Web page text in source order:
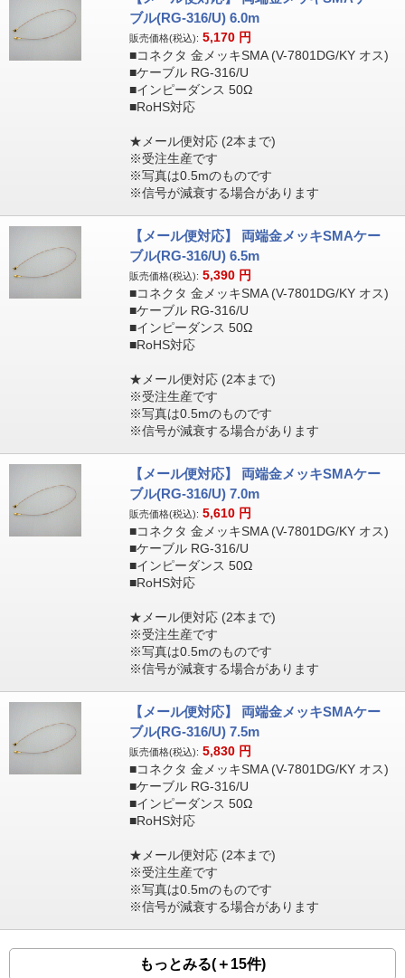
ブル(RG-316/U) 6.0m
販売価格(税込): 5,170 円
■コネクタ 金メッキSMA (V-7801DG/KY オス)
■ケーブル RG-316/U
■インピーダンス 50Ω
■RoHS対応
★メール便対応 (2本まで)
※受注生産です
※写真は0.5mのものです
※信号が減衰する場合があります
【メール便対応】 両端金メッキSMAケー
ブル(RG-316/U) 6.5m
販売価格(税込): 5,390 円
■コネクタ 金メッキSMA (V-7801DG/KY オス)
■ケーブル RG-316/U
■インピーダンス 50Ω
■RoHS対応
★メール便対応 (2本まで)
※受注生産です
※写真は0.5mのものです
※信号が減衰する場合があります
【メール便対応】 両端金メッキSMAケー
ブル(RG-316/U) 7.0m
販売価格(税込): 5,610 円
■コネクタ 金メッキSMA (V-7801DG/KY オス)
■ケーブル RG-316/U
■インピーダンス 50Ω
■RoHS対応
★メール便対応 (2本まで)
※受注生産です
※写真は0.5mのものです
※信号が減衰する場合があります
【メール便対応】 両端金メッキSMAケー
ブル(RG-316/U) 7.5m
販売価格(税込): 5,830 円
■コネクタ 金メッキSMA (V-7801DG/KY オス)
■ケーブル RG-316/U
■インピーダンス 50Ω
■RoHS対応
★メール便対応 (2本まで)
※受注生産です
※写真は0.5mのものです
※信号が減衰する場合があります
もっとみる(＋15件)